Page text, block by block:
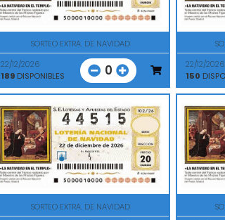
SORTEO EXTRA. DE NAVIDAD
22/12/2026
189 DISPONIBLES 0
22/12/2026
150
SORTEO EXTRA. DE NAVIDAD